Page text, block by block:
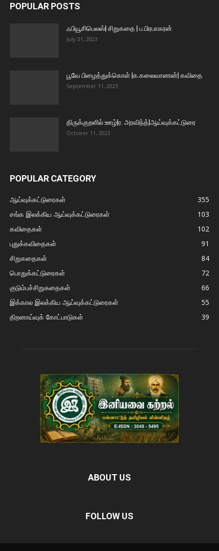
POPULAR POSTS
ஃபியூசிபெலஸ்| சிறுகதை | ப.பிரபாகரன்
July 31, 2023
பூவே பிழைத்துக்கொள் |க.கலைவாணன்| கவிதை
September 11, 2023
திருக்குறளில் ஊழ்|ர. அரவிந்த்|ஆய்வுக்கட்டுரை
October 11, 2023
POPULAR CATEGORY
ஆய்வுக்கட்டுரைகள்
355
சங்க இலக்கிய ஆய்வுக்கட்டுரைகள்
103
கவிதைகள்
102
புதுக்கவிதைகள்
91
சிறுகதைகள்
84
பொதுக்கட்டுரைகள்
72
குடும்பச்சிறுகதைகள்
66
இக்கால இலக்கிய ஆய்வுக்கட்டுரைகள்
55
திறனாய்வுக் கோட்பாடுகள்
39
ABOUT US
FOLLOW US